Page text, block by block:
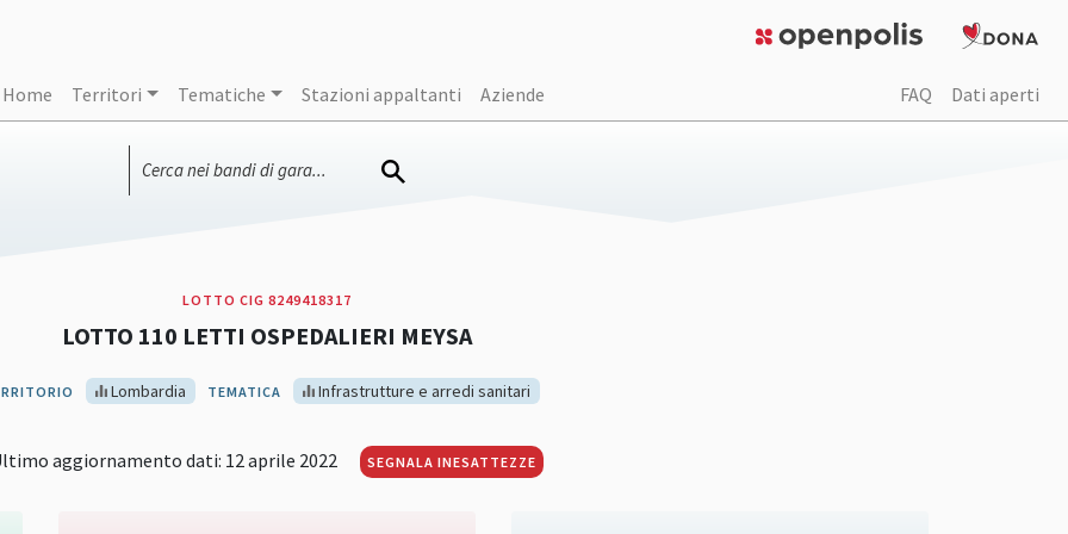
Home Territori Tematiche Stazioni appaltanti Aziende FAQ Dati aperti
LOTTO CIG 8249418317
LOTTO 110 LETTI OSPEDALIERI MEYSA
Lombardia TEMATICA Infrastrutture e arredi sanitari
aggiornamento dati: 12 aprile 2022 SEGNALA INESATTEZZE